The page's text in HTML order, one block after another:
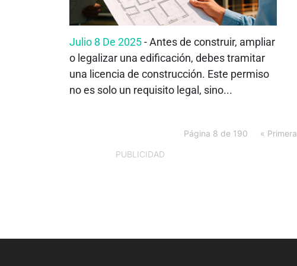
Julio 8 De 2025- Antes de construir, ampliar
o legalizar una edificación, debes tramitar
una licencia de construcción. Este permiso
no es solo un requisito legal, sino...
Página 8 de 190 « Primera
PUBLICIDAD